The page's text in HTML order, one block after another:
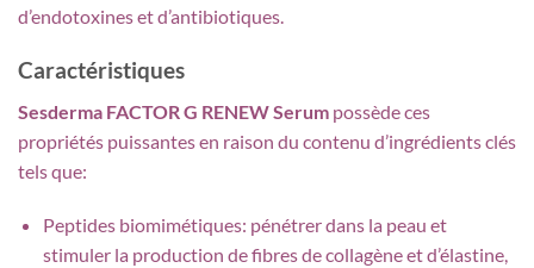
d’endotoxines et d’antibiotiques.
Caractéristiques
Sesderma FACTOR G RENEW Serum possède ces
propriétés puissantes en raison du contenu d’ingrédients clés
tels que:
Peptides biomimétiques: pénétrer dans la peau et
stimuler la production de fibres de collagène et d’élastine,